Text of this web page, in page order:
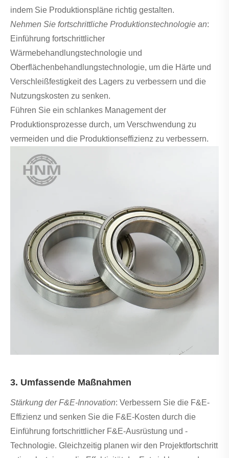
indem Sie Produktionspläne richtig gestalten.
Nehmen Sie fortschrittliche Produktionstechnologie an:
Einführung fortschrittlicher
Wärmebehandlungstechnologie und
Oberflächenbehandlungstechnologie, um die Härte und
Verschleißfestigkeit des Lagers zu verbessern und die
Nutzungskosten zu senken.
Führen Sie ein schlankes Management der
Produktionsprozesse durch, um Verschwendung zu
vermeiden und die Produktionseffizienz zu verbessern.
3. Umfassende Maßnahmen
Stärkung der F&E-Innovation: Verbessern Sie die F&E-
Effizienz und senken Sie die F&E-Kosten durch die
Einführung fortschrittlicher F&E-Ausrüstung und -
Technologie. Gleichzeitig planen wir den Projektfortschritt